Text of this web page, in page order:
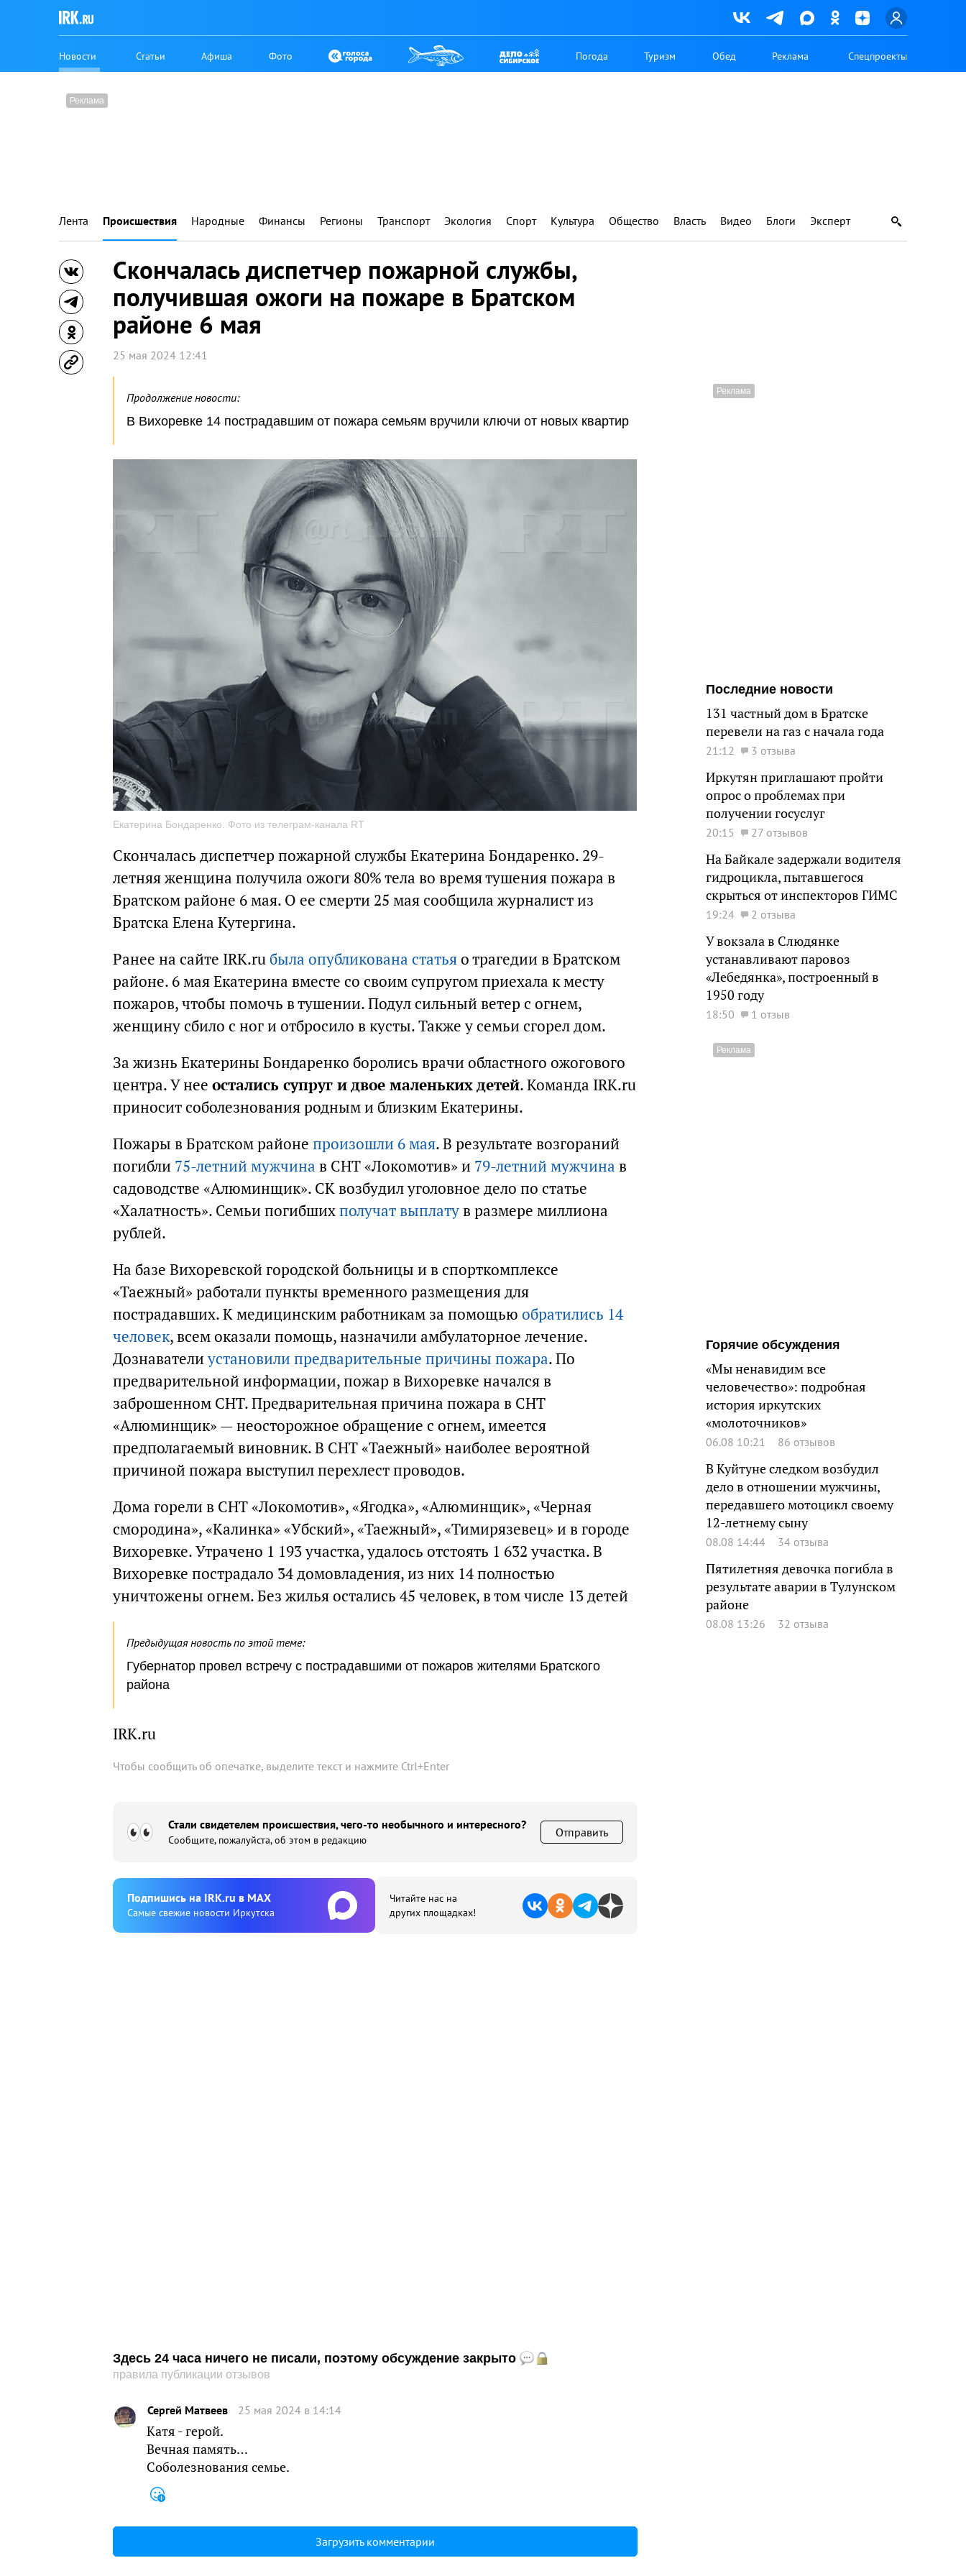
Новости Статьи Афиша Фото Погода Туризм Обед Реклама Спецпроекты
Лента Происшествия Народные Финансы Регионы Транспорт Экология Спорт Культура Общество Власть Видео Блоги Эксперт
Скончалась диспетчер пожарной службы,
получившая ожоги на пожаре в Братском
районе 6 мая
25 мая 2024 12:41
Продолжение новости:
В Вихоревке 14 пострадавшим от пожара семьям вручили ключи от новых квартир
Екатерина Бондаренко. Фото из телеграм-канала RT
Скончалась диспетчер пожарной службы Екатерина Бондаренко. 29-
летняя женщина получила ожоги 80% тела во время тушения пожара в
Братском районе 6 мая. О ее смерти 25 мая сообщила журналист из
Братска Елена Кутергина.
Ранее на сайте IRK.ruбыла опубликована статьяо трагедии в Братском
районе. 6 мая Екатерина вместе со своим супругом приехала к месту
пожаров, чтобы помочь в тушении. Подул сильный ветер с огнем,
женщину сбило с ног и отбросило в кусты. Также у семьи сгорел дом.
За жизнь Екатерины Бондаренко боролись врачи областного ожогового
центра. У нее остались супруг и двое маленьких детей. Команда IRK.ru
приносит соболезнования родным и близким Екатерины.
Пожары в Братском районе произошли 6 мая. В результате возгораний
погибли 75-летний мужчина в СНТ «Локомотив» и 79-летний мужчина в
садоводстве «Алюминщик». СК возбудил уголовное дело по статье
«Халатность». Семьи погибшихполучат выплатув размере миллиона
рублей.
На базе Вихоревской городской больницы и в спорткомплексе
«Таежный» работали пункты временного размещения для
пострадавших. К медицинским работникам за помощью обратились 14
человек, всем оказали помощь, назначили амбулаторное лечение.
Дознавателиустановили предварительные причины пожара. По
предварительной информации, пожар в Вихоревке начался в
заброшенном СНТ. Предварительная причина пожара в СНТ
«Алюминщик» — неосторожное обращение с огнем, имеется
предполагаемый виновник. В СНТ «Таежный» наиболее вероятной
причиной пожара выступил перехлест проводов.
Дома горели в СНТ «Локомотив», «Ягодка», «Алюминщик», «Черная
смородина», «Калинка» «Убский», «Таежный», «Тимирязевец» и в городе
Вихоревке. Утрачено 1 193 участка, удалось отстоять 1 632 участка. В
Вихоревке пострадало 34 домовладения, из них 14 полностью
уничтожены огнем. Без жилья остались 45 человек, в том числе 13 детей
Предыдущая новость по этой теме:
Губернатор провел встречу с пострадавшими от пожаров жителями Братского
района
IRK.ru
Чтобы сообщить об опечатке, выделите текст и нажмите Ctrl+Enter
Стали свидетелем происшествия, чего-то необычного и интересного?
Сообщите, пожалуйста, об этом в редакцию
Отправить
Подпишиcь на IRK.ru в MAX
Cамые свежие новости Иркутска
Читайте нас на
других площадках!
Здесь 24 часа ничего не писали, поэтому обсуждение закрыто
правила публикации отзывов
Сергей Матвеев 25 мая 2024 в 14:14
Катя - герой.
Вечная память…
Соболезнования семье.
Загрузить комментарии
Последние новости
131 частный дом в Братске
перевели на газ с начала года
21:12 3 отзыва
Иркутян приглашают пройти
опрос о проблемах при
получении госуслуг
20:15 27 отзывов
На Байкале задержали водителя
гидроцикла, пытавшегося
скрыться от инспекторов ГИМС
19:24 2 отзыва
У вокзала в Слюдянке
устанавливают паровоз
«Лебедянка», построенный в
1950 году
18:50 1 отзыв
Горячие обсуждения
«Мы ненавидим все
человечество»: подробная
история иркутских
«молоточников»
06.08 10:21 86 отзывов
В Куйтуне следком возбудил
дело в отношении мужчины,
передавшего мотоцикл своему
12-летнему сыну
08.08 14:44 34 отзыва
Пятилетняя девочка погибла в
результате аварии в Тулунском
районе
08.08 13:26 32 отзыва